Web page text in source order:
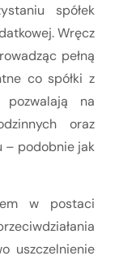
spółek
Wręcz
pełną
co spółki z
pozwalają na
oraz
– podobnie jak
w postaci
uszczelnienie